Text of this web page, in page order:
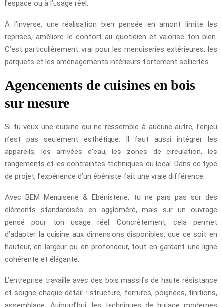
l’espace ou à l’usage réel.
À l’inverse, une réalisation bien pensée en amont limite les
reprises, améliore le confort au quotidien et valorise ton bien.
C’est particulièrement vrai pour les menuiseries extérieures, les
parquets et les aménagements intérieurs fortement sollicités.
Agencements de cuisines en bois
sur mesure
Si tu veux une cuisine qui ne ressemble à aucune autre, l’enjeu
n’est pas seulement esthétique. Il faut aussi intégrer les
appareils, les arrivées d’eau, les zones de circulation, les
rangements et les contraintes techniques du local. Dans ce type
de projet, l’expérience d’un ébéniste fait une vraie différence.
Avec BEM Menuiserie & Ebénisterie, tu ne pars pas sur des
éléments standardisés en aggloméré, mais sur un ouvrage
pensé pour ton usage réel. Concrètement, cela permet
d’adapter la cuisine aux dimensions disponibles, que ce soit en
hauteur, en largeur ou en profondeur, tout en gardant une ligne
cohérente et élégante.
L’entreprise travaille avec des bois massifs de haute résistance
et soigne chaque détail : structure, ferrures, poignées, finitions,
assemblage. Aujourd’hui, les techniques de huilage modernes